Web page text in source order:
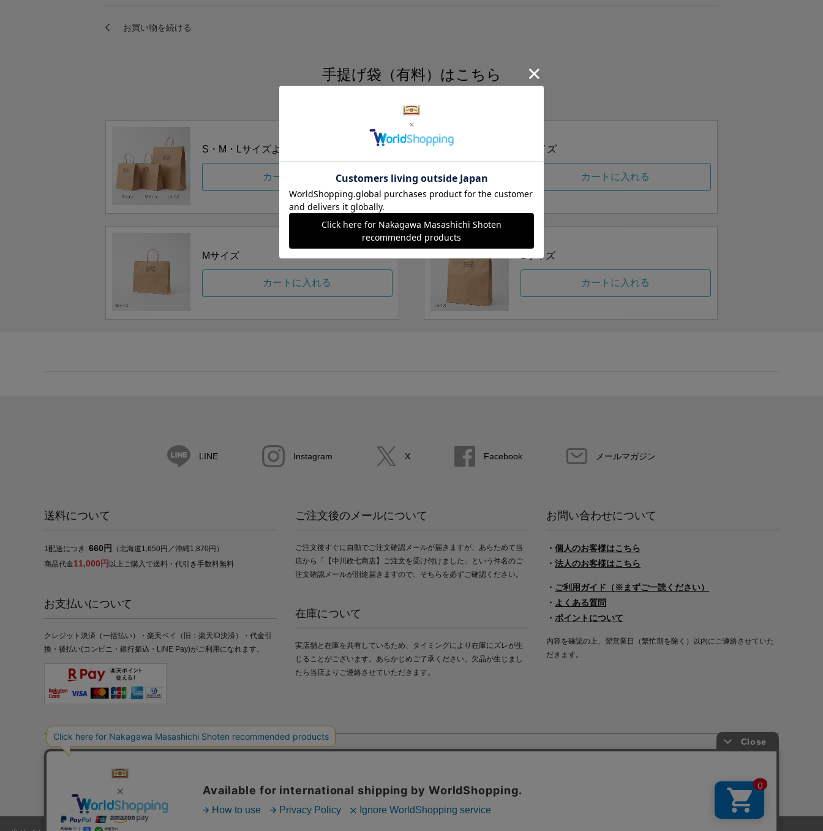
手提げ袋（有料）はこちら
S・M・Lの3つサイズをご用意しております。
S・M・Lサイズより当店にお任せ
カートに入れる
Sサイズ
カートに入れる
Mサイズ
カートに入れる
Lサイズ
カートに入れる
LINE Instagram X Facebook メールマガジン
送料について
1配送につき: 660円
（北海道1,650円／沖縄1,870円）
商品代金11,000円 以上ご購入で送料・代引き手数料無料
お支払いについて
クレジット決済（一括払い）・楽天ペイ（旧：楽天ID決済）・代金引
換・後払い(コンビニ・銀行振込・LINE Pay)がご利用になれます。
ご注文後のメールについて
ご注文後すぐに自動でご注文確認メールが届きますが、あらためて当
店から「【中川政七商店】ご注文を受け付けました」という件名のご
注文確認メールが別途届きますので、そちらを必ずご確認ください。
在庫について
実店舗と在庫を共有しているため、タイミングにより在庫にズレが生
じることがございます。あらかじめご了承ください。欠品が生じまし
たら当店よりご連絡させていただきます。
お問い合わせについて
・ 個人のお客様はこちら
・ 法人のお客様はこちら
・ ご利用ガイド（※まずご一読ください）
・ よくある質問
・ ポイントについて
内容を確認の上、翌営業日（繁忙期を除く）以内にご連絡させていた
だきます。
プライバシーポリシー